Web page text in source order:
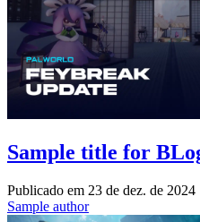
Sample title for
Publicado em 23 de dez. de 2024
Sample author